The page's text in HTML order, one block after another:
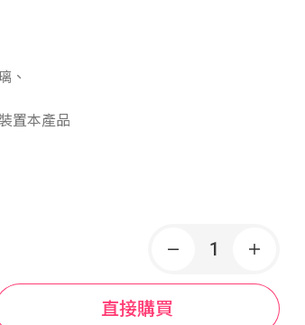
、
置本產品
直接購買